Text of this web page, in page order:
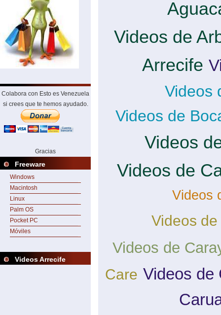
Colabora con Esto es Venezuela
si crees que te hemos ayudado.
Gracias
Freeware
Windows
Macintosh
Linux
Palm OS
Pocket PC
Móviles
Videos Arrecife
Videos de
Arrecife
Videos
Videos de
Videos
Videos de
Videos
Videos
Videos de
Care Videos de